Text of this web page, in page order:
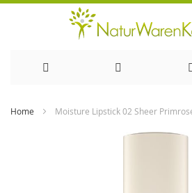
Home Moisture Lipstick 02 Sheer